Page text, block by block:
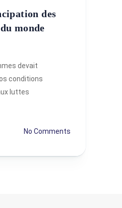
des
monde
devait
conditions
luttes
No Comments